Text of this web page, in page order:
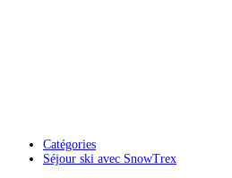
Catégories
Séjour ski avec SnowTrex